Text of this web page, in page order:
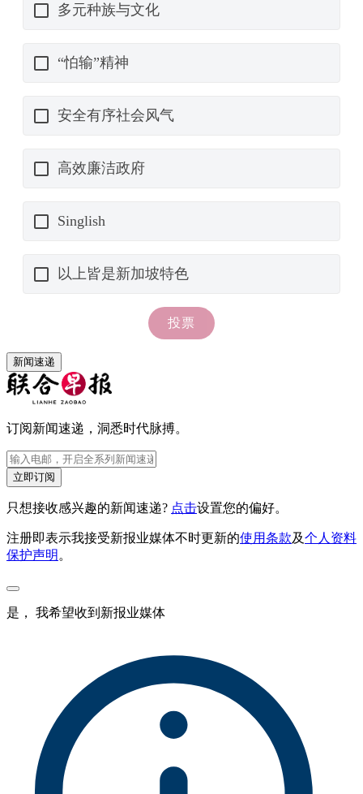
新闻速递
订阅新闻速递，洞悉时代脉搏。
立即订阅
只想接收感兴趣的新闻速递? 点击设置您的偏好。
注册即表示我接受新报业媒体不时更新的使用条款及个人资料
保护声明 。
是， 我希望收到新报业媒体